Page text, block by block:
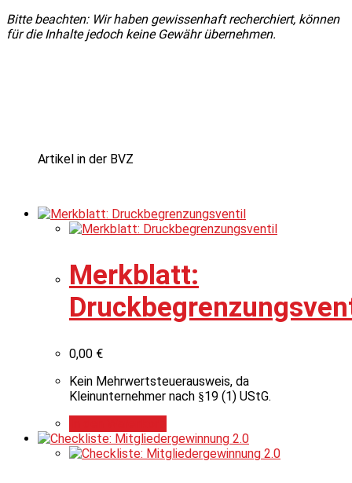
Bitte beachten: Wir haben gewissenhaft recherchiert, können
für die Inhalte jedoch keine Gewähr übernehmen.
Artikel in der BVZ
Merkblatt:
0,00 €
Kein Mehrwertsteuerausweis, da
Kleinunternehmer nach §19 (1) UStG.